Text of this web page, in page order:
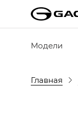
Модели
Главная